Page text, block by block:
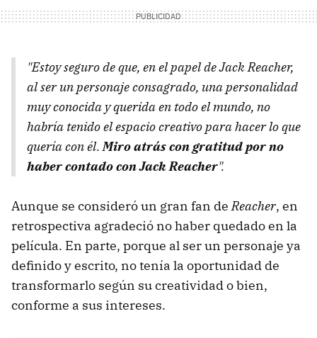
"Estoy seguro de que, en el papel de Jack Reacher,
al ser un personaje consagrado, una personalidad
muy conocida y querida en todo el mundo, no
habría tenido el espacio creativo para hacer lo que
quería con él.Miro atrás con gratitud por no
haber contado con Jack Reacher".
Aunque se consideró un gran fan deReacher, en
retrospectiva agradeció no haber quedado en la
película. En parte, porque al ser un personaje ya
definido y escrito, no tenía la oportunidad de
transformarlo según su creatividad o bien,
conforme a sus intereses.